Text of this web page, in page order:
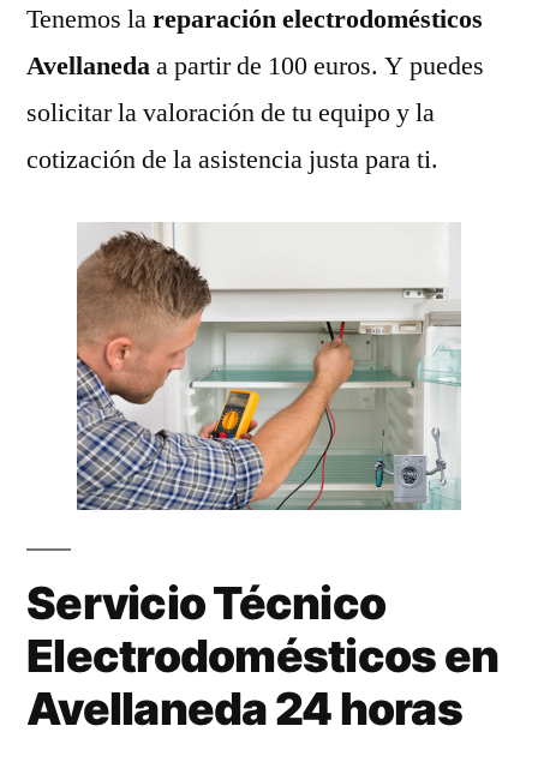
Tenemos lareparación electrodomésticos
Avellanedaa partir de 100 euros. Y puedes
solicitar la valoración de tu equipo y la
cotización de la asistencia justa para ti.
Servicio Técnico
Electrodomésticos en
Avellaneda 24 horas